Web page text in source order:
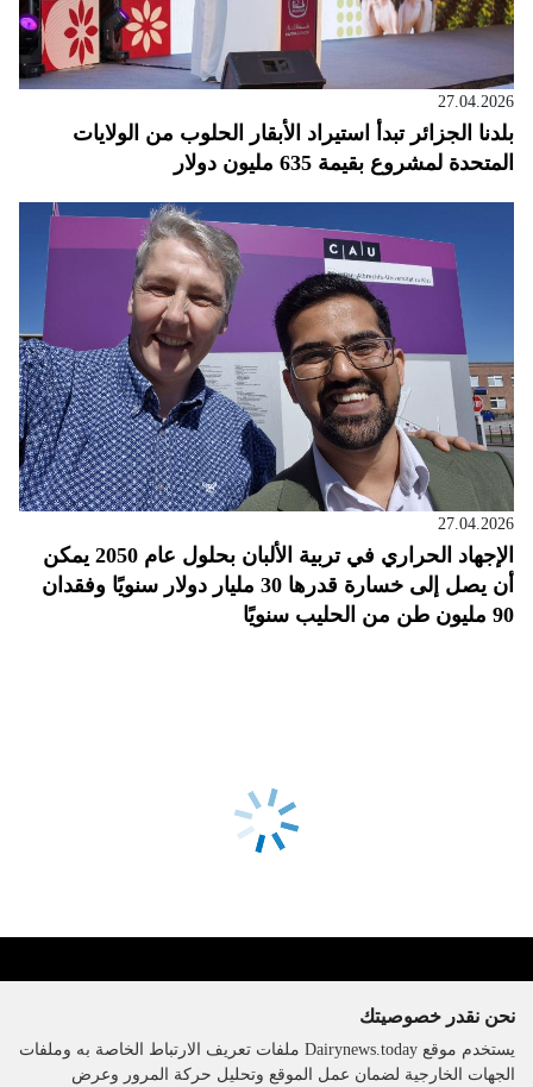
27.04.2026
بلدنا الجزائر تبدأ استيراد الأبقار الحلوب من الولايات
المتحدة لمشروع بقيمة 635 مليون دولار
27.04.2026
الإجهاد الحراري في تربية الألبان بحلول عام 2050 يمكن
أن يصل إلى خسارة قدرها 30 مليار دولار سنويًا وفقدان
90 مليون طن من الحليب سنويًا
نحن نقدر خصوصيتك
يستخدم موقع Dairynews.today ملفات تعريف الارتباط الخاصة به وملفات
الجهات الخارجية لضمان عمل الموقع وتحليل حركة المرور وعرض